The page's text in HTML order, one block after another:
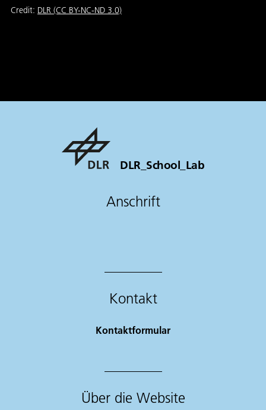
Credit: DLR (CC BY-NC-ND 3.0)
DLR_School_Lab
Anschrift
Kontakt
Kontaktformular
Über die Website